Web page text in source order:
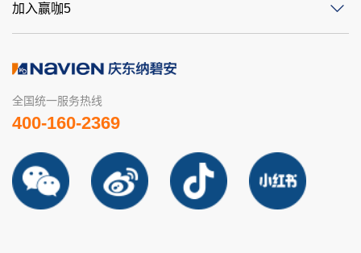
加入赢咖5
全国统一服务热线
400-160-2369